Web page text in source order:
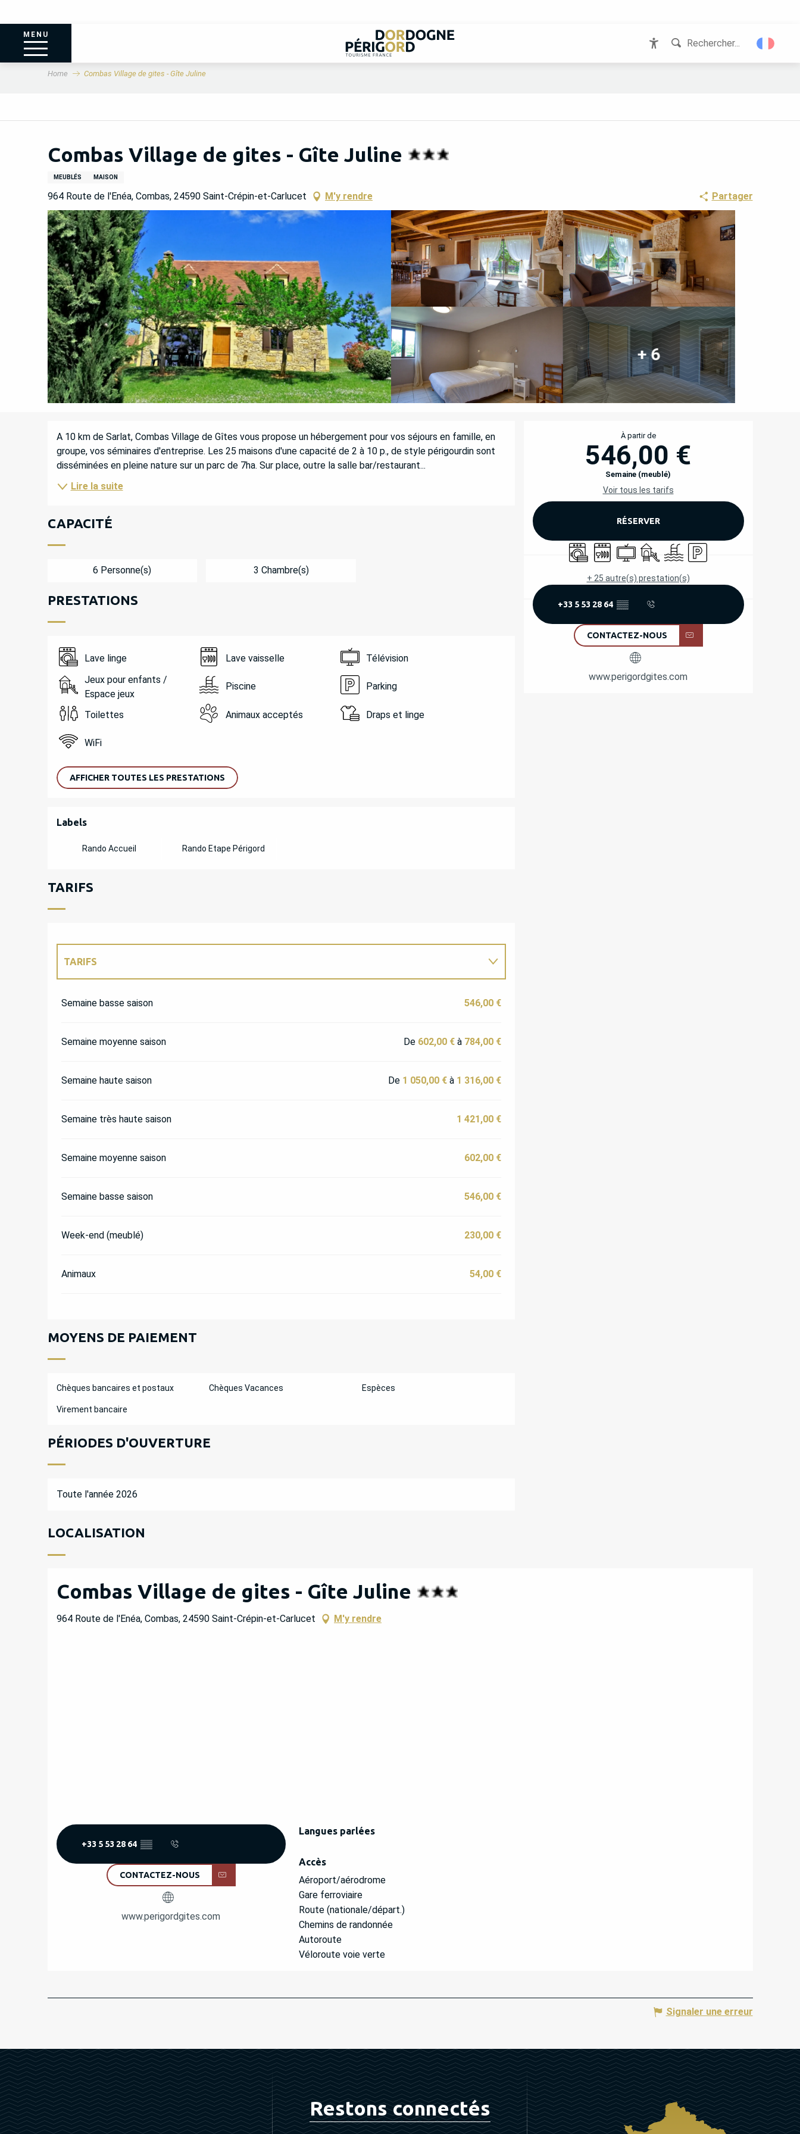
MENU
Rechercher...
Home Combas Village de gites - Gîte Juline
Combas Village de gites - Gîte Juline
MEUBLÉS MAISON
964 Route de l'Enéa, Combas, 24590 Saint-Crépin-et-Carlucet M'y rendre Partager
+ 6
OUVERTURE ET
À partir de
546,00 €
Semaine (meublé)
Voir tous les tarifs
RÉSERVER
Lave lingeLave vaisselle
TélévisionJeux pour enfants / Espace jeux
PiscineParking
+ 25 autre(s) prestation(s)
+33 5 53 28 64 ▒▒
CONTACTEZ-NOUS
www.perigordgites.com
DESCRIPTION
A 10 km de Sarlat, Combas Village de Gîtes vous propose un hébergement pour vos séjours en famille, en
groupe, vos séminaires d'entreprise. Les 25 maisons d'une capacité de 2 à 10 p., de style périgourdin sont
disséminées en pleine nature sur un parc de 7ha. Sur place, outre la salle bar/restaurant...
Lire la suite
CAPACITÉ
6 Personne(s) 3 Chambre(s)
PRESTATIONS
Lave linge Lave vaisselle
Télévision
Jeux pour enfants /
Espace jeux
Piscine Parking
Toilettes Animaux acceptés Draps et linge
WiFi
AFFICHER TOUTES LES PRESTATIONS
OFFRES DE PRESTATIONS
Labels
Labels
Rando Accueil Rando Etape Périgord
TARIFS
TARIFS
Semaine basse saison 546,00 €
Semaine moyenne saison De 602,00 €à 784,00 €
Semaine haute saison De 1 050,00 €à 1 316,00 €
Semaine très haute saison 1 421,00 €
Semaine moyenne saison 602,00 €
Semaine basse saison 546,00 €
Week-end (meublé) 230,00 €
Animaux 54,00 €
MOYENS DE PAIEMENT
Chèques bancaires et postaux Chèques Vacances Espèces
Virement bancaire
PÉRIODES D'OUVERTURE
Toute l'année 2026
LOCALISATION
Combas Village de gites - Gîte Juline
964 Route de l'Enéa, Combas, 24590 Saint-Crépin-et-Carlucet M'y rendre
+33 5 53 28 64 ▒▒
CONTACTEZ-NOUS
www.perigordgites.com
Langues parlées
Langues parlées
Accès
Accès
Aéroport/aérodrome
Gare ferroviaire
Route (nationale/départ.)
Chemins de randonnée
Autoroute
Véloroute voie verte
Signaler une erreur
Restons connectés